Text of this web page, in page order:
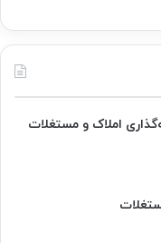
املاک و مستغلات